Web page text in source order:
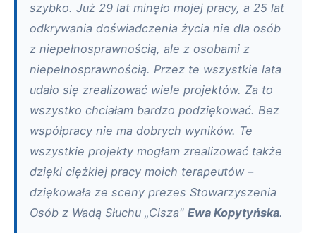
szybko. Już 29 lat minęło mojej pracy, a 25 lat
odkrywania doświadczenia życia nie dla osób
z niepełnosprawnością, ale z osobami z
niepełnosprawnością. Przez te wszystkie lata
udało się zrealizować wiele projektów. Za to
wszystko chciałam bardzo podziękować. Bez
współpracy nie ma dobrych wyników. Te
wszystkie projekty mogłam zrealizować także
dzięki ciężkiej pracy moich terapeutów –
dziękowała ze sceny prezes Stowarzyszenia
Osób z Wadą Słuchu „Cisza" Ewa Kopytyńska.